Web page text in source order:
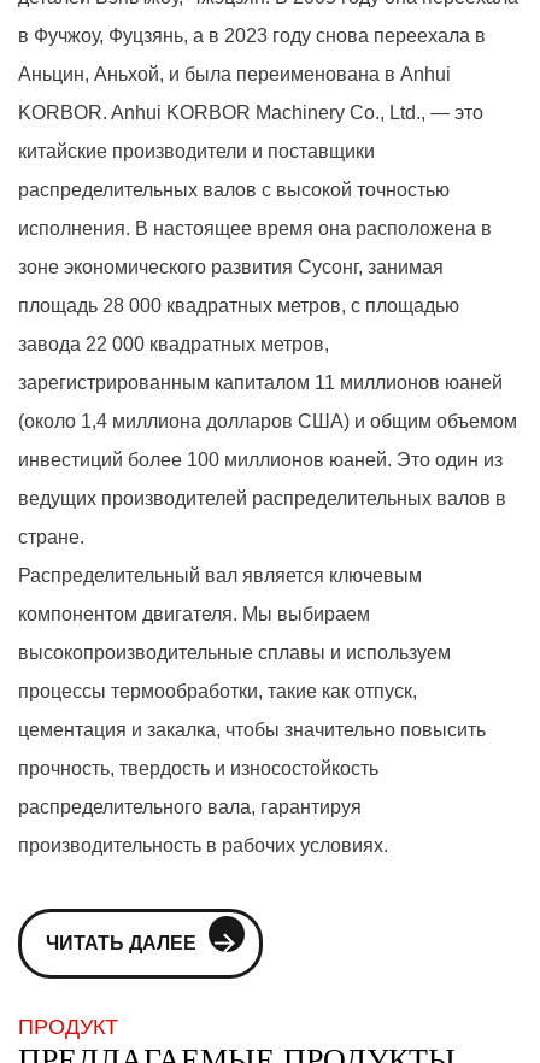
в Фучжоу, Фуцзянь, а в 2023 году снова переехала в
Аньцин, Аньхой, и была переименована в Anhui
KORBOR. Anhui KORBOR Machinery Co., Ltd., — это
китайские производители и поставщики
распределительных валов с высокой точностью
исполнения. В настоящее время она расположена в
зоне экономического развития Сусонг, занимая
площадь 28 000 квадратных метров, с площадью
завода 22 000 квадратных метров,
зарегистрированным капиталом 11 миллионов юаней
(около 1,4 миллиона долларов США) и общим объемом
инвестиций более 100 миллионов юаней. Это один из
ведущих производителей распределительных валов в
стране.
Распределительный вал является ключевым
компонентом двигателя. Мы выбираем
высокопроизводительные сплавы и используем
процессы термообработки, такие как отпуск,
цементация и закалка, чтобы значительно повысить
прочность, твердость и износостойкость
распределительного вала, гарантируя
производительность в рабочих условиях.
ЧИТАТЬ ДАЛЕЕ
ПРОДУКТ